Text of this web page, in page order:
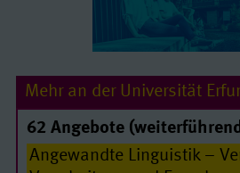
Mehr an der Universität
62 Angebote
Angewandte Linguistik –